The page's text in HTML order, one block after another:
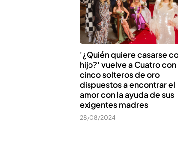
'¿Quién quiere casarse
hijo?' vuelve a Cuatro con
cinco solteros de oro
dispuestos a encontrar el
amor con la ayuda de sus
exigentes madres
28/08/2024